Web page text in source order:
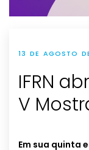
13 DE AGOSTO
IFRN
V
Em sua quinta